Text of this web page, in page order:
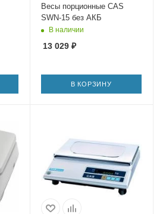
Весы порционные CAS
SWN-15 без АКБ
В наличии
13 029₽
В КОРЗИНУ